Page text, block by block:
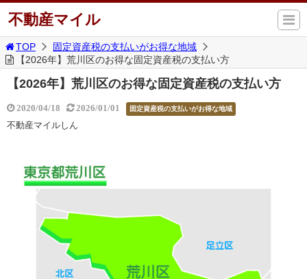
不動産マイル
TOP
固定資産税の支払いがお得な地域
【2026年】荒川区のお得な固定資産税の支払い方
【2026年】荒川区のお得な固定資産税の支払い方
2020/04/18 2026/01/01 固定資産税の支払いがお得な地域
不動産マイルしん